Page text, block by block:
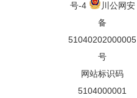
号-4
川公网安
备
51040202000005
号
网站标识码
5104000001